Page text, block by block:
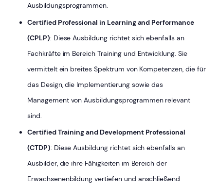
Ausbildungsprogrammen.
Certified Professional in Learning and Performance
(CPLP): Diese Ausbildung richtet sich ebenfalls an
Fachkräfte im Bereich Training und Entwicklung. Sie
vermittelt ein breites Spektrum von Kompetenzen, die für
das Design, die Implementierung sowie das
Management von Ausbildungsprogrammen relevant
sind.
Certified Training and Development Professional
(CTDP): Diese Ausbildung richtet sich ebenfalls an
Ausbilder, die ihre Fähigkeiten im Bereich der
Erwachsenenbildung vertiefen und anschließend